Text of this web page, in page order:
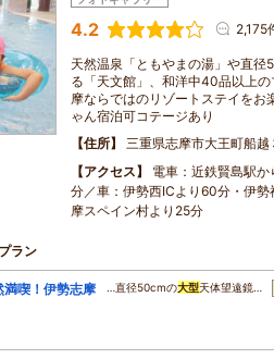
4.2 2,175
天然温泉「ともやまの湯」や直径
る「天文館」、和洋中40品以上
摩ならではのリゾートステイをお
ゃん宿泊可コテージあり
住所
三重県志摩市大王町船越
アクセス
電車：近鉄賢島駅
分／車：伊勢西ICより60分・伊
摩スペイン村より25分
ラン
喫！伊勢志摩
…直径50cmの大型天体望遠鏡…